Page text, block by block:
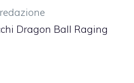
redazione
Dragon Ball Raging